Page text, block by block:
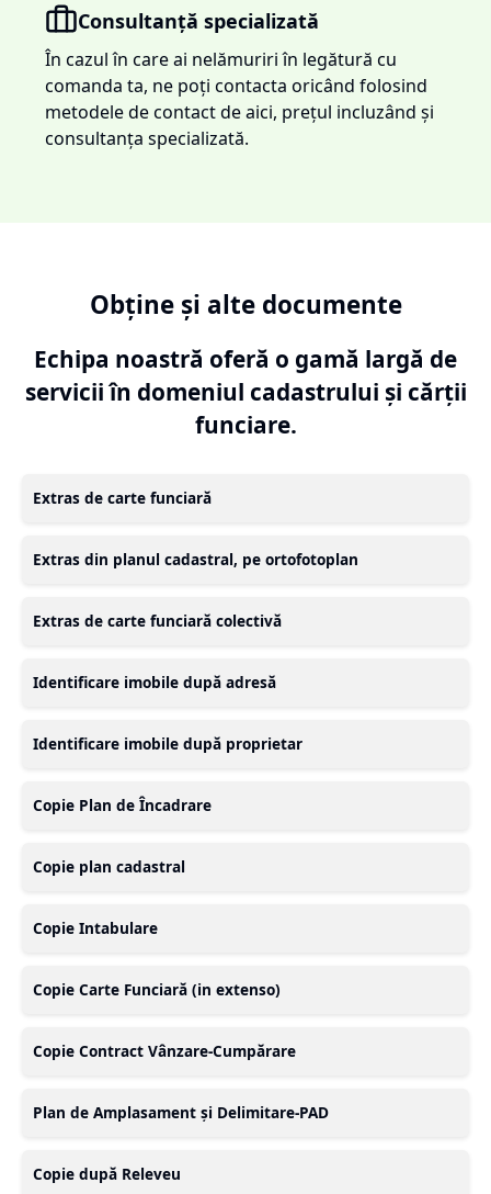
Consultanță specializată
În cazul în care ai nelămuriri în legătură cu
comanda ta, ne poți contacta oricând folosind
metodele de contact de aici, prețul incluzând și
consultanța specializată.
Obține și alte documente
Echipa noastră oferă o gamă largă de
servicii în domeniul cadastrului și cărții
funciare.
Extras de carte funciară
Extras din planul cadastral, pe ortofotoplan
Extras de carte funciară colectivă
Identificare imobile după adresă
Identificare imobile după proprietar
Copie Plan de Încadrare
Copie plan cadastral
Copie Intabulare
Copie Carte Funciară (in extenso)
Copie Contract Vânzare-Cumpărare
Plan de Amplasament și Delimitare-PAD
Copie după Releveu